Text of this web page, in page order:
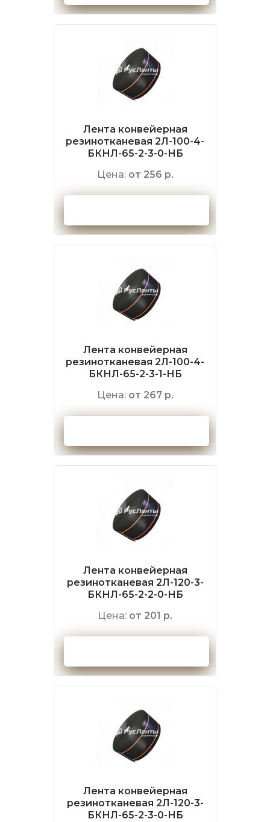
Лента конвейерная
резинотканевая 2Л-100-4-
БКНЛ-65-2-3-0-НБ
Цена: от 256 р.
Лента конвейерная
резинотканевая 2Л-100-4-
БКНЛ-65-2-3-1-НБ
Цена: от 267 р.
Лента конвейерная
резинотканевая 2Л-120-3-
БКНЛ-65-2-2-0-НБ
Цена: от 201 р.
Лента конвейерная
резинотканевая 2Л-120-3-
БКНЛ-65-2-3-0-НБ